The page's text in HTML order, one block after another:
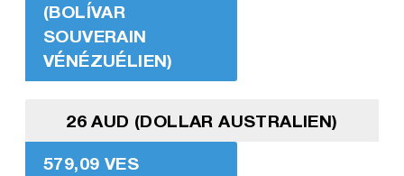
(BOLÍVAR
SOUVERAIN
VÉNÉZUÉLIEN)
26 AUD (DOLLAR AUSTRALIEN)
579,09 VES